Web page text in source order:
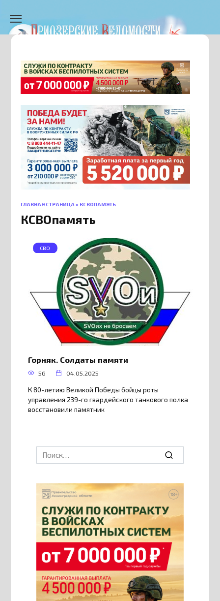
содержанию
ГЛАВНАЯ СТРАНИЦА » КСВОПАМЯТЬ
КСВОпамять
СВО
Горняк. Солдаты памяти
56 04.05.2025
К 80-летию Великой Победы бойцы роты
управления 239-го гвардейского танкового полка
восстановили памятник
Search
for: